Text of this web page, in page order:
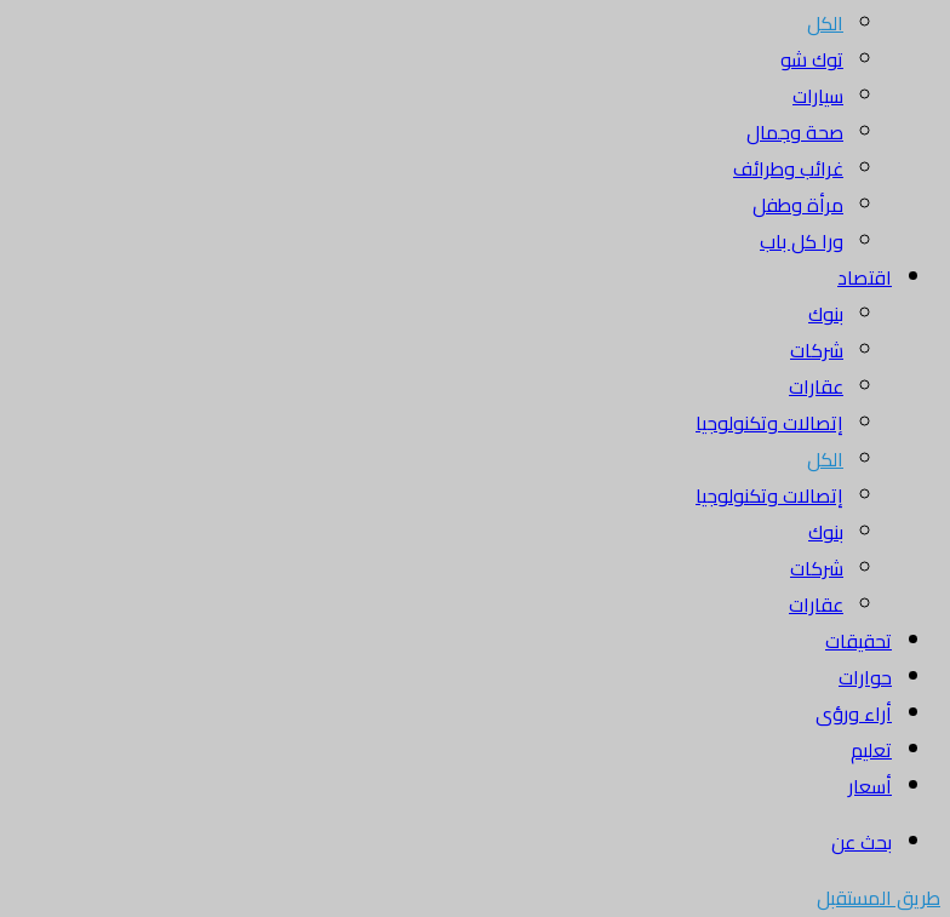
الكل
توك شو
سيارات
صحة وجمال
غرائب وطرائف
مرأة وطفل
ورا كل باب
اقتصاد
بنوك
شركات
عقارات
إتصالات وتكنولوجيا
الكل
إتصالات وتكنولوجيا
بنوك
شركات
عقارات
تحقيقات
حوارات
أراء ورؤى
تعليم
أسعار
بحث عن
طريق المستقبل